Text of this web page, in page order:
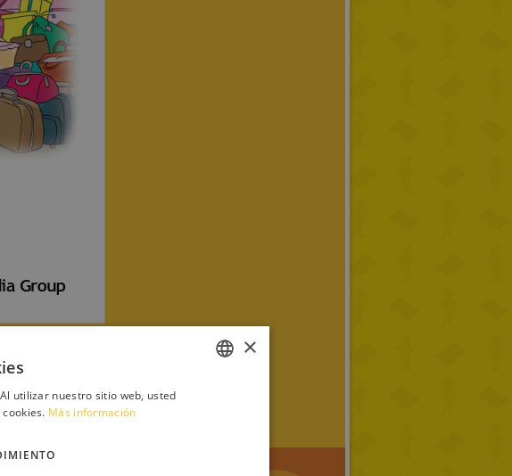
×
utilizar nuestro sitio web, usted
Más información